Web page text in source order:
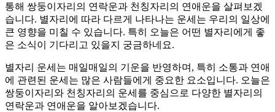
통해 쌍둥이자리의 연락운과 천칭자리의 연애운을 살펴보겠
습니다. 별자리에 따라 다르게 나타나는 운세는 우리의 일상에
큰 영향을 미칠 수 있습니다. 특히 오늘은 어떤 별자리에게 좋
은 소식이 기다리고 있을지 궁금하네요.
별자리 운세는 매일매일의 기운을 반영하며, 특히 소통과 연애
에 관련된 운세는 많은 사람들에게 중요한 요소입니다. 오늘은
쌍둥이자리와 천칭자리의 운세를 중심으로 다양한 별자리의
연락운과 연애운을 알아보겠습니다.